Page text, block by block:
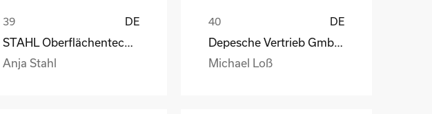
DE
STAHL Oberflächentechnik GmbH
Anja Stahl
DE
Depesche Vertrieb GmbH & Co. KG
Michael Loß